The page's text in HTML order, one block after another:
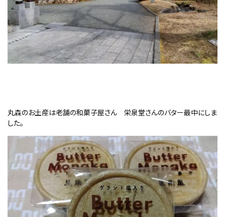
丸森のお土産は老舗の和菓子屋さん 栄泉堂さんのバター最中にしま
した。